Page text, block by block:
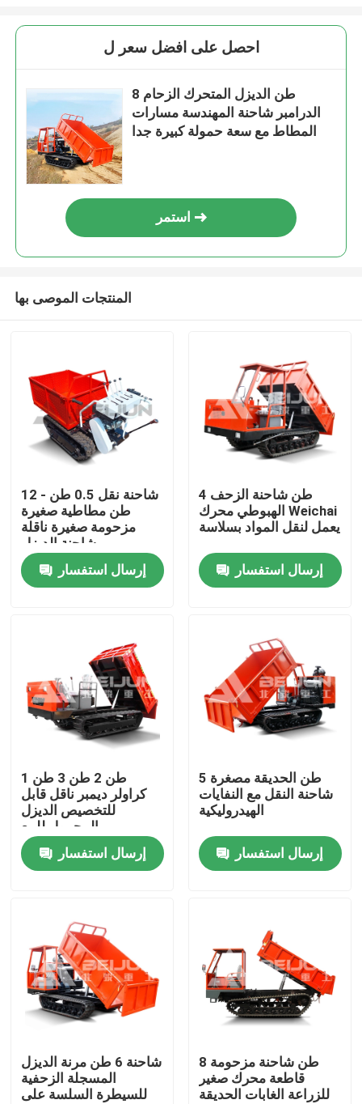
حول بنا
إتصال
المنتجات
فيديوهات
شاحنة التعدين تحت الأرض
شاحنة مفصلية تحت الأرض
رفع مقص العجلات
احصل على افضل سعر ل
8 طن الديزل المتحرك الزحام
الدرامبر شاحنة المهندسة مسارات
المطاط مع سعة حمولة كبيرة جدا
استمر
المنتجات الموصى بها
شاحنة نقل 0.5 طن - 12
طن مطاطية صغيرة
مزحومة صغيرة ناقلة
شاحنة الديزل
إرسال استفسار
4 طن شاحنة الزحف
الهبوطي محرك Weichai
يعمل لنقل المواد بسلاسة
إرسال استفسار
1 طن 2 طن 3 طن
كراولر ديمبر ناقل قابل
للتخصيص الديزل
المحمول للبيع
إرسال استفسار
5 طن الحديقة مصغرة
شاحنة النقل مع النفايات
الهيدروليكية
إرسال استفسار
شاحنة 6 طن مرنة الديزل
المسجلة الزحفية
للسيطرة السلسة على
8 طن شاحنة مزحومة
قاطعة محرك صغير
للزراعة الغابات الحديقة